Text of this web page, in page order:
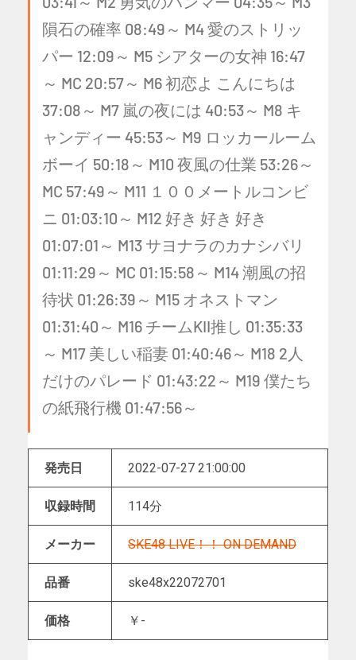
隕石の確率 08:49～ M4 愛のストリッ
パー 12:09～ M5 シアターの女神 16:47
～ MC 20:57～ M6 初恋よ こんにちは
37:08～ M7 嵐の夜には 40:53～ M8 キ
ャンディー 45:53～ M9 ロッカールーム
ボーイ 50:18～ M10 夜風の仕業 53:26～
MC 57:49～ M11 １００メートルコンビ
ニ 01:03:10～ M12 好き 好き 好き
01:07:01～ M13 サヨナラのカナシバリ
01:11:29～ MC 01:15:58～ M14 潮風の招
待状 01:26:39～ M15 オネストマン
01:31:40～ M16 チームKII推し 01:35:33
～ M17 美しい稲妻 01:40:46～ M18 2人
だけのパレード 01:43:22～ M19 僕たち
の紙飛行機 01:47:56～
発売日 2022-07-27 21:00:00
収録時間 114分
メーカー SKE48 LIVE！！ ON DEMAND
品番 ske48x22072701
価格 ￥-